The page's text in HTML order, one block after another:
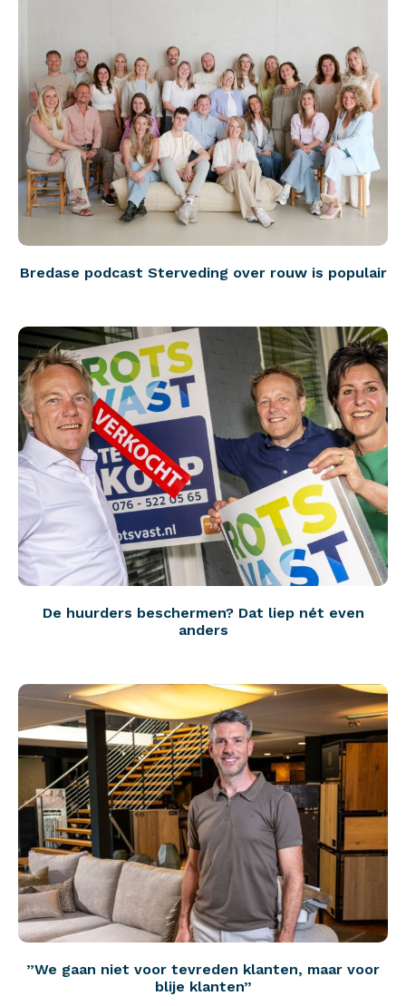
Bredase podcast Sterveding over rouw is populair
De huurders beschermen? Dat liep nét even
anders
”We gaan niet voor tevreden klanten, maar voor
blije klanten”